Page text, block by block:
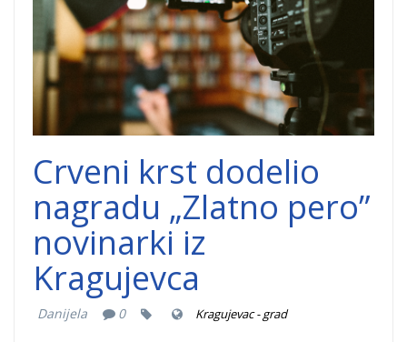
Crveni krst dodelio
nagradu „Zlatno pero”
novinarki iz
Kragujevca
Danijela 0 Kragujevac - grad